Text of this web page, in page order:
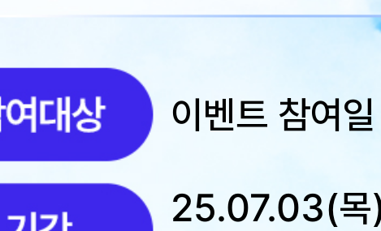
이벤트 참여
25.07.03(